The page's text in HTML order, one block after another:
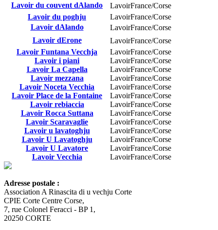
Lavoir du couvent dAlando
LavoirFrance/Corse
Lavoir du poghju
LavoirFrance/Corse
Lavoir dAlando
LavoirFrance/Corse
Lavoir dErone
LavoirFrance/Corse
Lavoir Funtana Vecchja
LavoirFrance/Corse
Lavoir i piani
LavoirFrance/Corse
Lavoir La Capella
LavoirFrance/Corse
Lavoir mezzana
LavoirFrance/Corse
Lavoir Noceta Vecchia
LavoirFrance/Corse
Lavoir Place de la Fontaine
LavoirFrance/Corse
Lavoir rebiaccia
LavoirFrance/Corse
Lavoir Rocca Suttana
LavoirFrance/Corse
Lavoir Scaravaglie
LavoirFrance/Corse
Lavoir u lavatoghju
LavoirFrance/Corse
Lavoir U Lavatoghju
LavoirFrance/Corse
Lavoir U Lavatore
LavoirFrance/Corse
Lavoir Vecchia
LavoirFrance/Corse
Adresse postale :
Association A Rinascita di u vechju Corte
CPIE Corte Centre Corse,
7, rue Colonel Feracci - BP 1,
20250 CORTE